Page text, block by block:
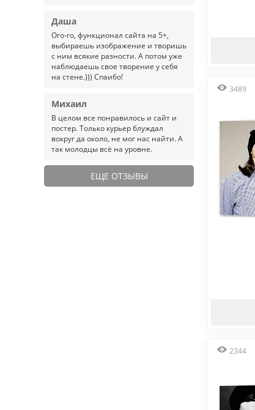
Даша
Ого-го, функционал сайта на 5+,
выбираешь изображение и творишь
с ним всякие разности. А потом уже
наблюдаешь свое творение у себя
на стене.))) Спаибо!
Михаил
В целом все понравилось и сайт и
постер. Только курьер блуждал
вокруг да около, не мог нас найти. А
так молодцы всё на уровне.
ЕЩЕ ОТЗЫВЫ
3489
2344